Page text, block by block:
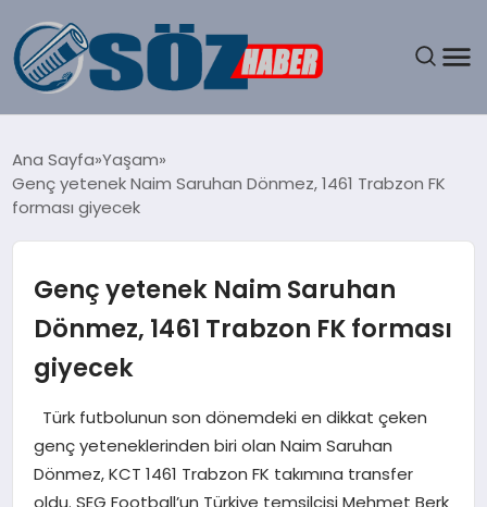
SPOR
EKONOMI
EĞITIM
SAĞLIK
DÜNYA
Ana Sayfa Yaşam
Genç yetenek Naim Saruhan Dönmez, 1461 Trabzon FK
forması giyecek
Genç yetenek Naim Saruhan
Dönmez, 1461 Trabzon FK forması
giyecek
Türk futbolunun son dönemdeki en dikkat çeken
genç yeteneklerinden biri olan Naim Saruhan
Dönmez, KCT 1461 Trabzon FK takımına transfer
oldu. SEG Football’un Türkiye temsilcisi Mehmet Berk